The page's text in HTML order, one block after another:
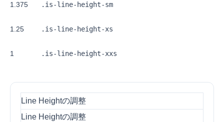
1.375 .is-line-height-sm
1.25 .is-line-height-xs
1 .is-line-height-xxs
Line Heightの調整
Line Heightの調整